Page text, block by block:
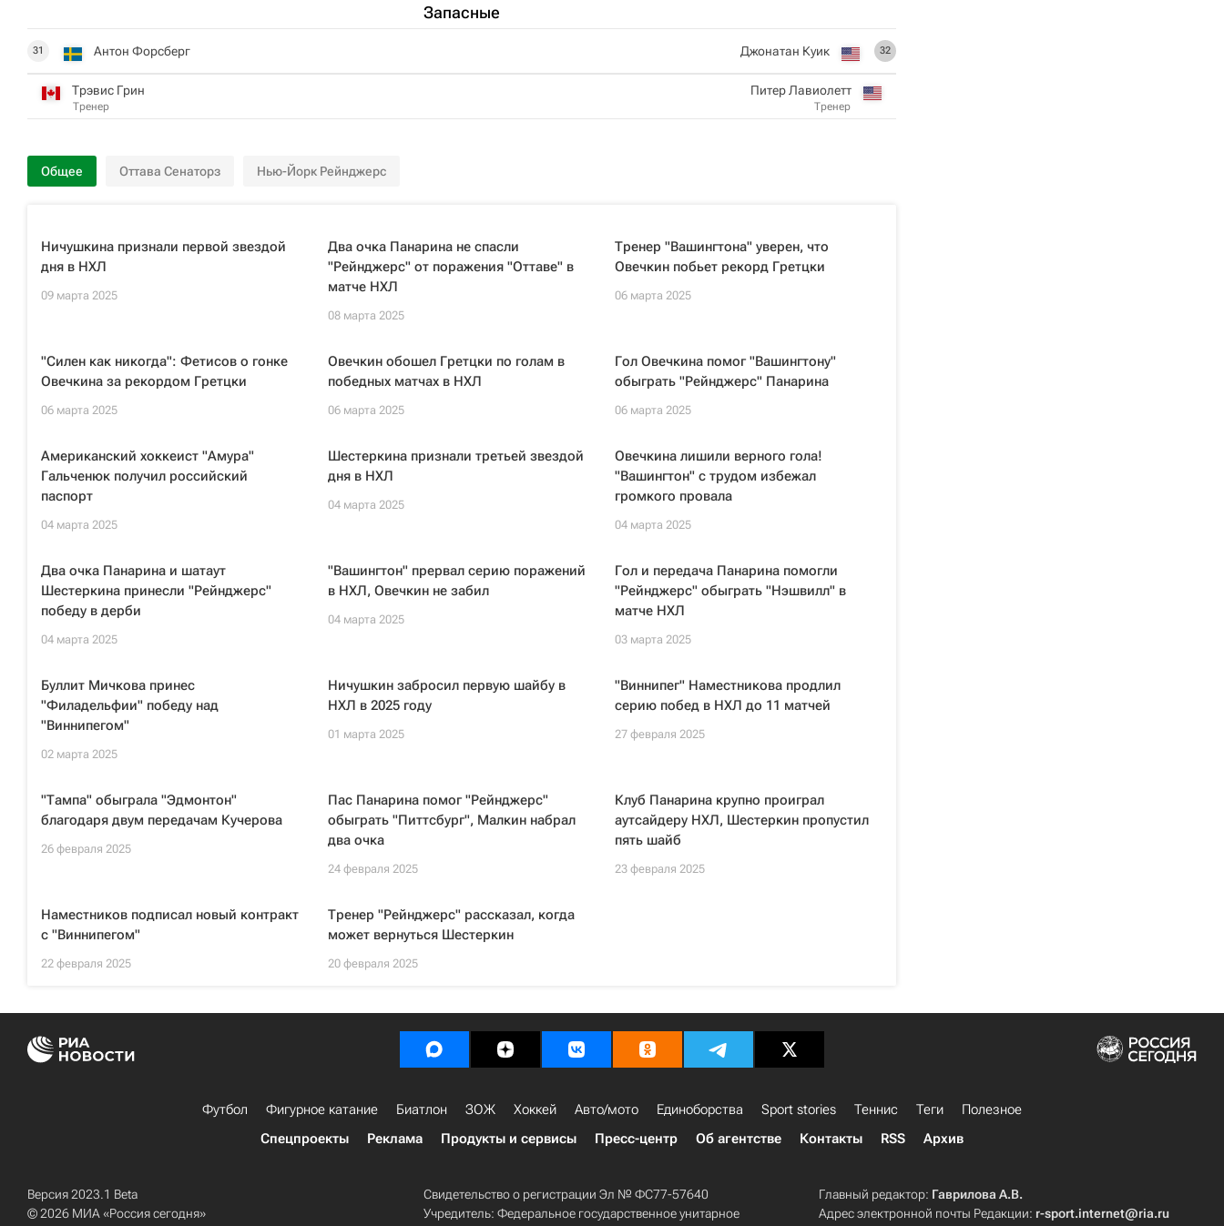
Запасные
31 Антон Форсберг
Трэвис Грин
Тренер
32
Джонатан Куик
Питер Лавиолетт
Тренер
Общее Оттава Сенаторз Нью-Йорк Рейнджерс
Ничушкина признали первой звездой
дня в НХЛ
09 марта 2025
Два очка Панарина не спасли
"Рейнджерс" от поражения "Оттаве" в
матче НХЛ
08 марта 2025
Тренер "Вашингтона" уверен, что
Овечкин побьет рекорд Гретцки
06 марта 2025
"Силен как никогда": Фетисов о гонке
Овечкина за рекордом Гретцки
06 марта 2025
Овечкин обошел Гретцки по голам в
победных матчах в НХЛ
06 марта 2025
Гол Овечкина помог "Вашингтону"
обыграть "Рейнджерс" Панарина
06 марта 2025
Американский хоккеист "Амура"
Гальченюк получил российский
паспорт
04 марта 2025
Шестеркина признали третьей звездой
дня в НХЛ
04 марта 2025
Овечкина лишили верного гола!
"Вашингтон" с трудом избежал
громкого провала
04 марта 2025
Два очка Панарина и шатаут
Шестеркина принесли "Рейнджерс"
победу в дерби
04 марта 2025
"Вашингтон" прервал серию поражений
в НХЛ, Овечкин не забил
04 марта 2025
Гол и передача Панарина помогли
"Рейнджерс" обыграть "Нэшвилл" в
матче НХЛ
03 марта 2025
Буллит Мичкова принес
"Филадельфии" победу над
"Виннипегом"
02 марта 2025
Ничушкин забросил первую шайбу в
НХЛ в 2025 году
01 марта 2025
"Виннипег" Наместникова продлил
серию побед в НХЛ до 11 матчей
27 февраля 2025
"Тампа" обыграла "Эдмонтон"
благодаря двум передачам Кучерова
26 февраля 2025
Пас Панарина помог "Рейнджерс"
обыграть "Питтсбург", Малкин набрал
два очка
24 февраля 2025
Клуб Панарина крупно проиграл
аутсайдеру НХЛ, Шестеркин пропустил
пять шайб
23 февраля 2025
Наместников подписал новый контракт
с "Виннипегом"
22 февраля 2025
Тренер "Рейнджерс" рассказал, когда
может вернуться Шестеркин
20 февраля 2025
Футбол Фигурное катание Биатлон ЗОЖ Хоккей Авто/мото Единоборства Sport stories Теннис Теги
Полезное
Спецпроекты
Реклама Продукты и сервисы Пресс-центр Об агентстве Контакты RSS Архив
Версия 2023.1 Beta
© 2026 МИА «Россия сегодня»
Свидетельство о регистрации Эл № ФС77-57640
Учредитель: Федеральное государственное унитарное
Главный редактор: Гаврилова А.В.
Адрес электронной почты Редакции: r-sport.internet@ria.ru